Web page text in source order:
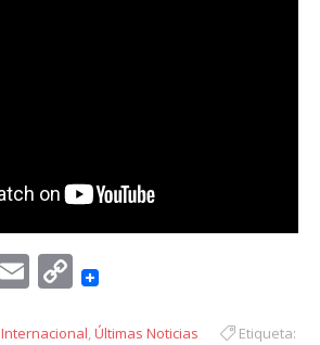
EmailCopy
Internacional,Últimas Noticias
Etiqueta: